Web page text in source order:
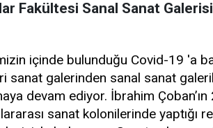
Fakültesi Sanal Sanat
içinde bulunduğu Covid-19 'a
sanat galerinden sanal sanat
devam ediyor. İbrahim Çoban’ın
sanat kolonilerinde yaptığı